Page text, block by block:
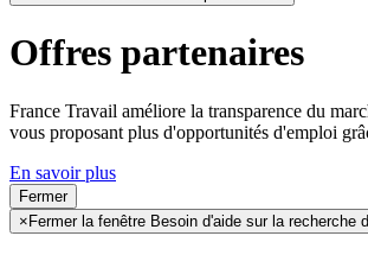
Offres partenaires
France Travail améliore la transparence du
vous proposant plus d'opportunités d'emploi
En savoir plus
Fermer
×Fermer la fenêtre Besoin d'aide sur la recherche